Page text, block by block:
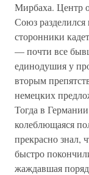
Мирбаха. Центр
Союз разделился
сторонники
— почти все
единодушия у
вторым
немецких
Тогда в
колеблющаяся
прекрасно знал,
быстро
жаждавшая